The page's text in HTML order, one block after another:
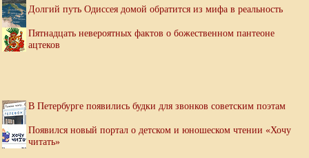
Долгий путь Одиссея домой обратится из мифа в реальность
Пятнадцать невероятных фактов о божественном пантеоне
ацтеков
В Петербурге появились будки для звонков советским поэтам
Появился новый портал о детском и юношеском чтении «Хочу
читать»